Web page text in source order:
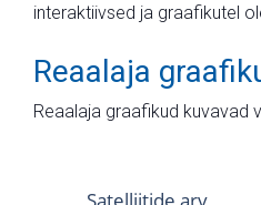
interaktiivsed ja graafikutel
Reaalaja
Reaalaja graafikud kuvavad